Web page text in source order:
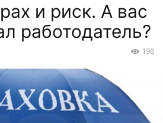
и риск. А вас
работодатель?
196